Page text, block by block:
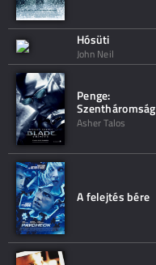
Hósüti
John Neil
Penge:
Szentháromság
Asher Talos
A felejtés bére